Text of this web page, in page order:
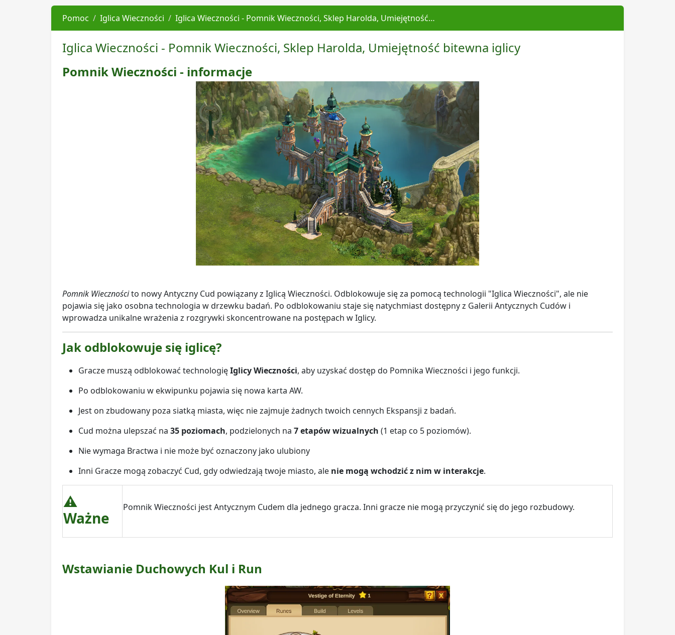
Pomoc Iglica Wieczności Iglica Wieczności - Pomnik Wieczności, Sklep Harolda, Umiejętność…
Iglica Wieczności - Pomnik Wieczności, Sklep Harolda, Umiejętność bitewna iglicy
Pomnik Wieczności - informacje
Pomnik Wiecznościto nowy Antyczny Cud powiązany z Iglicą Wieczności. Odblokowuje się za pomocą technologii "Iglica Wieczności", ale nie
pojawia się jako osobna technologia w drzewku badań. Po odblokowaniu staje się natychmiast dostępny z Galerii Antycznych Cudów i
wprowadza unikalne wrażenia z rozgrywki skoncentrowane na postępach w Iglicy.
Jak odblokowuje się iglicę?
Gracze muszą odblokować technologięIglicy Wieczności, aby uzyskać dostęp do Pomnika Wieczności i jego funkcji.
Po odblokowaniu w ekwipunku pojawia się nowa karta AW.
Jest on zbudowany poza siatką miasta, więc nie zajmuje żadnych twoich cennych Ekspansji z badań.
Cud można ulepszać na 35 poziomach, podzielonych na 7 etapów wizualnych (1 etap co 5 poziomów).
Nie wymaga Bractwa i nie może być oznaczony jako ulubiony
Inni Gracze mogą zobaczyć Cud, gdy odwiedzają twoje miasto, ale nie mogą wchodzić z nim w interakcje.
⚠️
Ważne
Pomnik Wieczności jest Antycznym Cudem dla jednego gracza. Inni gracze nie mogą przyczynić się do jego rozbudowy.
Wstawianie Duchowych Kul i Run